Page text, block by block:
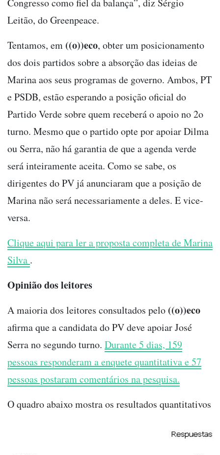
Congresso como fiel da balança”, diz Sérgio
Leitão, do Greenpeace.
Tentamos, em ((o))eco, obter um posicionamento
dos dois partidos sobre a absorção das ideias de
Marina aos seus programas de governo. Ambos, PT
e PSDB, estão esperando a posição oficial do
Partido Verde sobre quem receberá o apoio no 2o
turno. Mesmo que o partido opte por apoiar Dilma
ou Serra, não há garantia de que a agenda verde
será inteiramente aceita. Como se sabe, os
dirigentes do PV já anunciaram que a posição de
Marina não será necessariamente a deles. E vice-
versa.
Clique aqui para ler a proposta completa de Marina
Silva .
Opinião dos leitores
A maioria dos leitores consultados pelo ((o))eco
afirma que a candidata do PV deve apoiar José
Serra no segundo turno. Durante 5 dias, 159
pessoas responderam a enquete quantitativa e 57
pessoas postaram comentários na pesquisa.
O quadro abaixo mostra os resultados quantitativos